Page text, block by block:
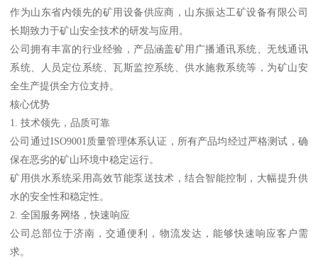
作为山东省内领先的矿用设备供应商，山东振达工矿设备有限公司
长期致力于矿山安全技术的研发与应用。
公司拥有丰富的行业经验，产品涵盖矿用广播通讯系统、无线通讯
系统、人员定位系统、瓦斯监控系统、供水施救系统等，为矿山安
全生产提供全方位支持。
核心优势
1. 技术领先，品质可靠
公司通过ISO9001质量管理体系认证，所有产品均经过严格测试，确
保在恶劣的矿山环境中稳定运行。
矿用供水系统采用高效节能泵送技术，结合智能控制，大幅提升供
水的安全性和稳定性。
2. 全国服务网络，快速响应
公司总部位于济南，交通便利，物流发达，能够快速响应客户需
求。